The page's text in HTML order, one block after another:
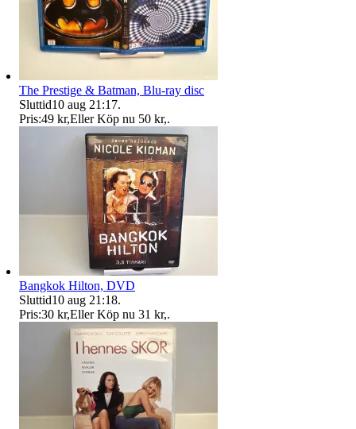
The Prestige & Batman, Blu-ray disc
Sluttid10 aug 21:17.
Pris:49 kr,Eller Köp nu 50 kr,.
Bangkok Hilton, DVD
Sluttid10 aug 21:18.
Pris:30 kr,Eller Köp nu 31 kr,.